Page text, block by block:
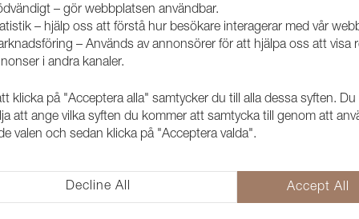
Konstläder
2095438
Pisa är ett ftalatfritt konstläder
många ändamål. Exempelvis
Kollektionen har ett brett utbud
– gör webbplatsen användbar.
– hjälp oss att förstå hur besökare interagerar med vår
– Används av annonsörer för att hjälpa oss att visa
i andra kanaler.
klicka på "Acceptera alla" samtycker du till alla dessa syften. Du
att ange vilka syften du kommer att samtycka till genom att
valen och sedan klicka på "Acceptera valda".
Decline All Accept All